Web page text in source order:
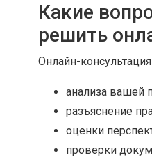
Какие
решить
Онлайн-
анализа вашей
разъяснение
оценки
проверки